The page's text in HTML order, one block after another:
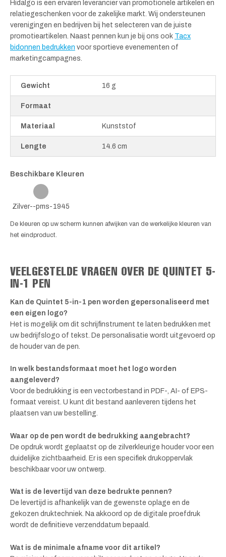
Hidalgo is een ervaren leverancier van promotionele artikelen en
relatiegeschenken voor de zakelijke markt. Wij ondersteunen
verenigingen en bedrijven bij het selecteren van de juiste
promotieartikelen. Naast pennen kun je bij ons ook Tacx
bidonnen bedrukken voor sportieve evenementen of
marketingcampagnes.
Gewicht 16 g
Formaat
Materiaal Kunststof
Lengte 14.6 cm
Beschikbare Kleuren
Zilver--pms-1945
De kleuren op uw scherm kunnen afwijken van de werkelijke kleuren van
het eindproduct.
VEELGESTELDE VRAGEN OVER DE QUINTET 5-
IN-1 PEN
Kan de Quintet 5-in-1 pen worden gepersonaliseerd met
een eigen logo?
Het is mogelijk om dit schrijfinstrument te laten bedrukken met
uw bedrijfslogo of tekst. De personalisatie wordt uitgevoerd op
de houder van de pen.
In welk bestandsformaat moet het logo worden
aangeleverd?
Voor de bedrukking is een vectorbestand in PDF-, AI- of EPS-
formaat vereist. U kunt dit bestand aanleveren tijdens het
plaatsen van uw bestelling.
Waar op de pen wordt de bedrukking aangebracht?
De opdruk wordt geplaatst op de zilverkleurige houder voor een
duidelijke zichtbaarheid. Er is een specifiek drukoppervlak
beschikbaar voor uw ontwerp.
Wat is de levertijd van deze bedrukte pennen?
De levertijd is afhankelijk van de gewenste oplage en de
gekozen druktechniek. Na akkoord op de digitale proefdruk
wordt de definitieve verzenddatum bepaald.
Wat is de minimale afname voor dit artikel?